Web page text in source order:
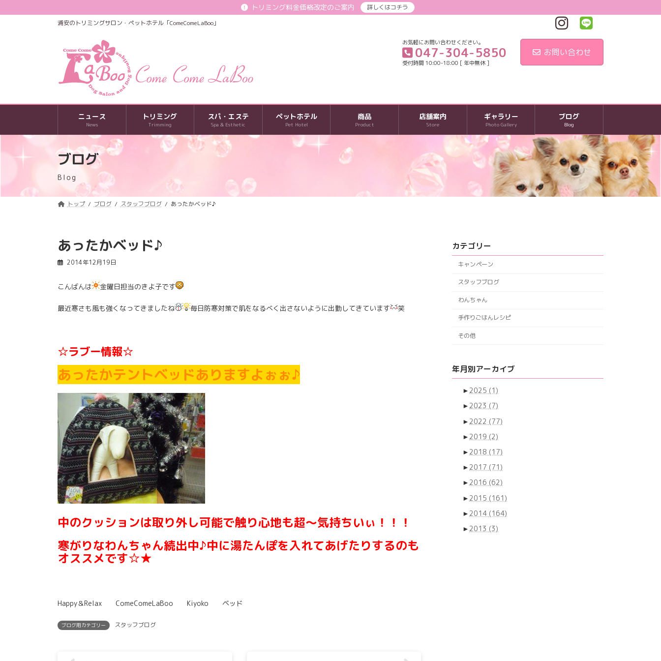
ン
ビ
トリミング料金価格改定のご案内
詳しくはコチラ
浦安のトリミングサロン・ペットホテル「ComeComeLaBoo」
お気軽にお問い合わせください。
047-304-5850
受付時間 10:00-18:00 [ 年中無休 ]
お問い合わせ
ニュース
News
トリミング
Trimming
スパ・エステ
Spa & Esthetic
ペットホテル
Pet Hotel
商品
Product
店舗案内
Store
ギャラリー
Photo Gallery
ブログ
Blog
ブログ
Blog
トップ ブログ スタッフブログ あったかベッド♪
あったかベッド♪
2014年12月19日
こんばんは 金曜日担当のきよ子です
最近寒さも風も強くなってきましたね 毎日防寒対策で肌をなるべく出さないように出勤してきています 笑
☆ラブー情報☆
あったかテントベッドありますよぉぉ♪
中のクッションは取り外し可能で触り心地も超～気持ちいぃ！！！
寒がりなわんちゃん続出中♪中に湯たんぽを入れてあげたりするのも
オススメです☆★
Happy＆Relax ComeComeLaBoo Kiyoko ベッド
ブログ用カテゴリー スタッフブログ
カテゴリー
キャンペーン
スタッフブログ
わんちゃん
手作りごはんレシピ
その他
年月別アーカイブ
► 2025 (1)
► 2023 (7)
► 2022 (77)
► 2019 (2)
► 2018 (17)
► 2017 (71)
► 2016 (62)
► 2015 (161)
► 2014 (164)
► 2013 (3)